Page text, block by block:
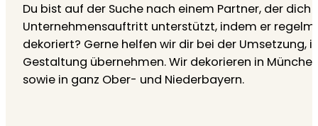
Du bist auf der Suche nach einem Partner, der
Unternehmensauftritt unterstützt, indem er
dekoriert? Gerne helfen wir dir bei der Umsetzung,
Gestaltung übernehmen. Wir dekorieren in
sowie in ganz Ober- und Niederbayern.